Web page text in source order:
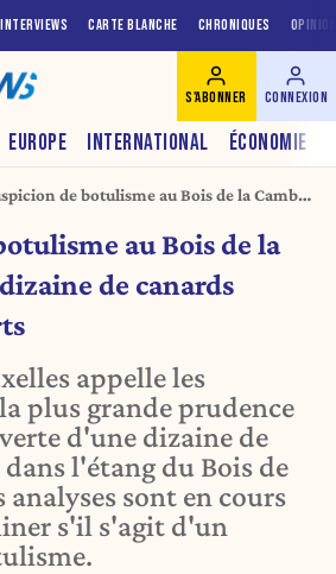
INTERVIEWS CARTE BLANCHE CHRONIQUES
EUROPE INTERNATIONAL ÉCONOMIE
S'ABONNER CONNEXION
de botulisme au Bois de la Cambre
au Bois de la
de canards
appelle les
plus grande prudence
d'une dizaine de
l'étang du Bois de
analyses sont en cours
s'il s'agit d'un